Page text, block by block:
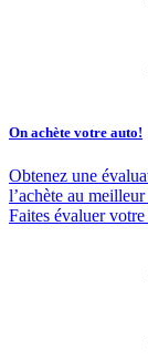
On achète votre auto!
Obtenez une
l’achète au
Faites évaluer